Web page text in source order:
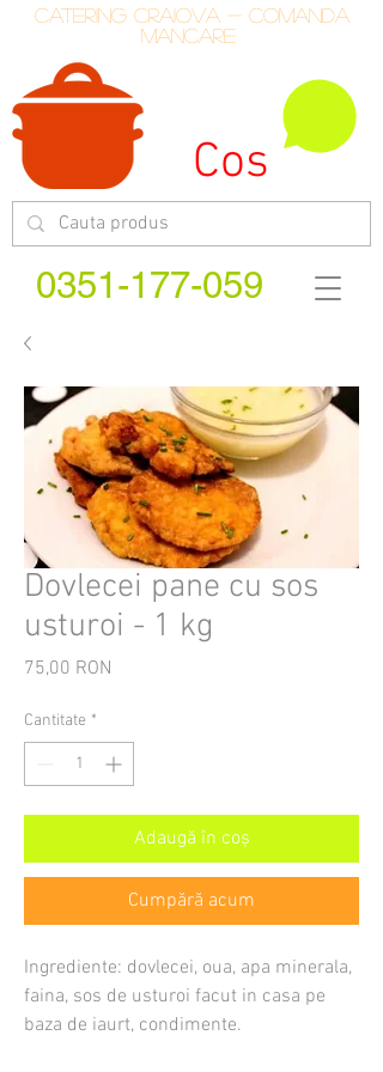
Cos
catering craiova - comanda
mancare
0351-177-059
Dovlecei pane cu sos
usturoi - 1 kg
75,00 RON
Cantitate *
Adaugă în coș
Cumpără acum
Ingrediente: dovlecei, oua, apa minerala,
faina, sos de usturoi facut in casa pe
baza de iaurt, condimente.